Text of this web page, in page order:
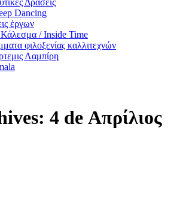
Δράσεις
Dancing
έργων
Κάλεσμα / Inside Time
φιλοξενίας καλλιτεχνών
Λαμπίρη
4 de Απρίλιος